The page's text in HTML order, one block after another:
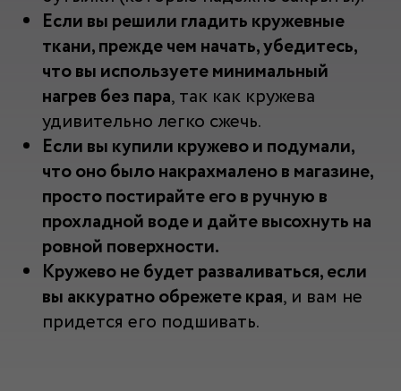
Если вы решили гладить кружевные
ткани, прежде чем начать, убедитесь,
что вы используете минимальный
нагрев без пара, так как кружева
удивительно легко сжечь.
Если вы купили кружево и подумали,
что оно было накрахмалено в магазине,
просто постирайте его в ручную в
прохладной воде и дайте высохнуть на
ровной поверхности.
Кружево не будет разваливаться, если
вы аккуратно обрежете края, и вам не
придется его подшивать.